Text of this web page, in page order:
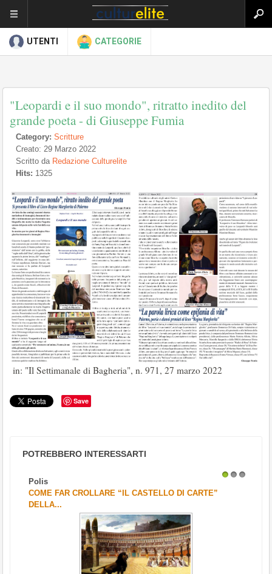
UTENTI CATEGORIE
"Leopardi e il suo mondo", ritratto inedito del
grande poeta - di Giuseppe Fumia
Category: Scritture
Creato: 29 Marzo 2022
Scritto da Redazione Culturelite
Hits: 1325
in: "Il Settimanale di Bagheria", n. 971, 27 marzo 2022
Save
POTREBBERO INTERESSARTI
Polis
COME FAR CROLLARE “IL CASTELLO DI CARTE”
DELLA...